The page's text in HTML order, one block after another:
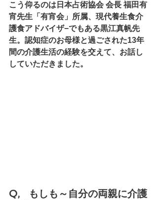
こう仰るのは日本占術協会 会長 福田有
宵先生「有宵会」所属、現代養生食介
護食アドバイザ−でもある黒江真帆先
生。認知症のお母様と過ごされた13年
間の介護生活の経験を交えて、お話し
していただきました。
Q,   もしも～自分の両親に介護